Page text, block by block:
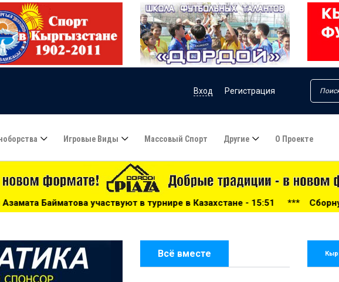
Вход Регистрация
Игровые Виды Массовый Спорт Другие О Проекте
в турнире в Казахстане - 15:51 ***Сборную Казахстана по
Всё вместе